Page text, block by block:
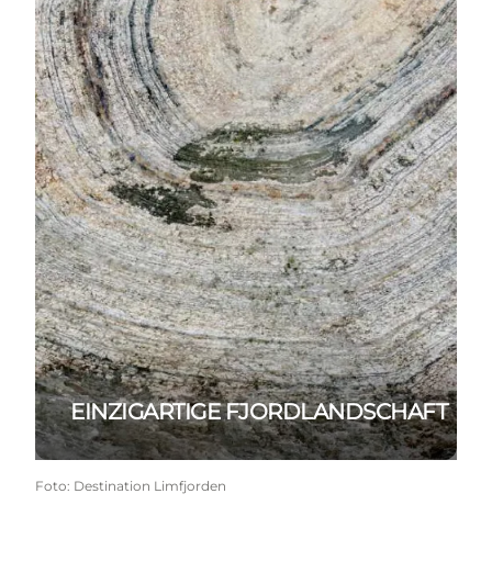
EINZIGARTIGE FJORDLANDSCHAFT
Foto: Destination Limfjorden